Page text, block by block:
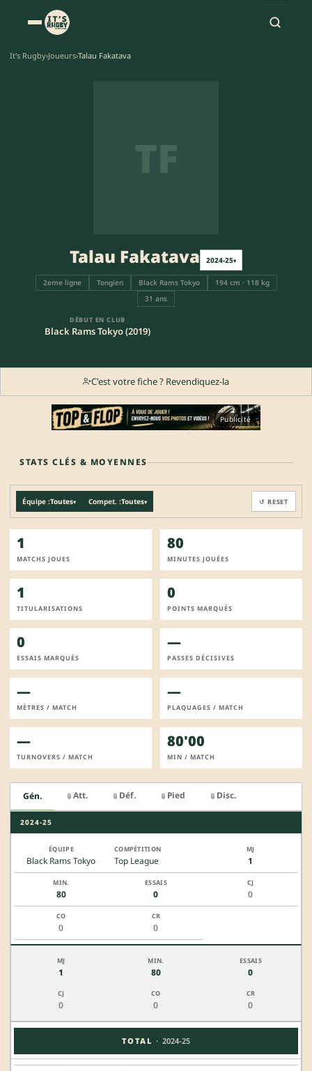
It's Rugby›Joueurs›Talau Fakatava
TF
Talau Fakatava 2024-25▾
2eme ligne Tongien Black Rams Tokyo
194 cm · 118 kg
31 ans
DÉBUT EN CLUB
Black Rams Tokyo (2019)
C'est votre fiche ? Revendiquez-la
Publicité
STATS CLÉS & MOYENNES
Équipe :Toutes▾ Compet. :Toutes▾ ↺ RESET
1
MATCHS JOUES
80
MINUTES JOUÉES
1
TITULARISATIONS
0
POINTS MARQUÉS
0
ESSAIS MARQUÉS
—
PASSES DÉCISIVES
—
MÈTRES / MATCH
—
PLAQUAGES / MATCH
—
TURNOVERS / MATCH
80'00
MIN / MATCH
Gén. 🔒 Att. 🔒 Déf. 🔒 Pied 🔒 Disc.
2024-25
Black Rams Tokyo Top League 1
80 0 0
0 0
1 80 0
0 0 0
TOTAL · 2024-25